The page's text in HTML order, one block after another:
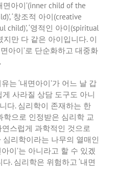
면아이’(inner child of the
‘창조적 아이(creative
child)’, ‘영적인 아이(spiritual
지만 다 같은 아이입니다. 이
아이’로 단순화하고 대중화
.
는 ‘내면아이’가 어느 날 갑
게 사라질 상담 도구도 아니
다. 심리학이 존재하는 한
학으로 인정받은 심리학 교
연스럽게 과학적인 것으로
심리학이라는 나무의 열매인
이’는 아니라고 할 수 있겠
다. 심리학은 위험하고 ‘내면